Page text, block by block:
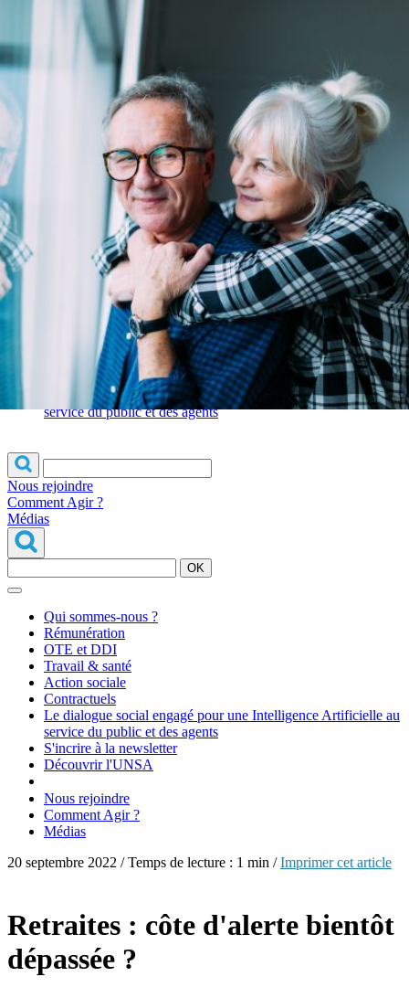
S'inscrire à
la
newsletter
Découvrir
l'UNSA
Rémunération
OTE et DDI
Travail & santé
Action sociale
Contractuels
Le dialogue social engagé pour une Intelligence Artificielle au
service du public et des agents
Nous rejoindre
Comment Agir ?
Médias
OK
Qui sommes-nous ?
Rémunération
OTE et DDI
Travail & santé
Action sociale
Contractuels
Le dialogue social engagé pour une Intelligence Artificielle au
service du public et des agents
S'incrire à la newsletter
Découvrir l'UNSA
Nous rejoindre
Comment Agir ?
Médias
20 septembre 2022 / Temps de lecture : 1 min /Imprimer cet article
Retraites : côte d'alerte bientôt
dépassée ?